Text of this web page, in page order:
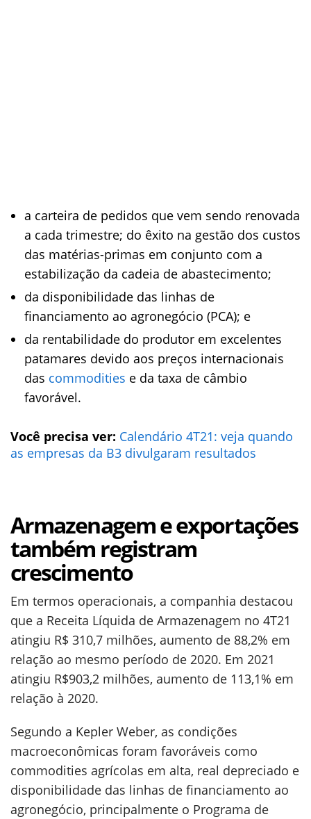
a carteira de pedidos que vem sendo renovada
a cada trimestre; do êxito na gestão dos custos
das matérias-primas em conjunto com a
estabilização da cadeia de abastecimento;
da disponibilidade das linhas de
financiamento ao agronegócio (PCA); e
da rentabilidade do produtor em excelentes
patamares devido aos preços internacionais
das commodities e da taxa de câmbio
favorável.
Você precisa ver: Calendário 4T21: veja quando
as empresas da B3 divulgaram resultados
Armazenagem e exportações
também registram
crescimento
Em termos operacionais, a companhia destacou
que a Receita Líquida de Armazenagem no 4T21
atingiu R$ 310,7 milhões, aumento de 88,2% em
relação ao mesmo período de 2020. Em 2021
atingiu R$903,2 milhões, aumento de 113,1% em
relação à 2020.
Segundo a Kepler Weber, as condições
macroeconômicas foram favoráveis como
commodities agrícolas em alta, real depreciado e
disponibilidade das linhas de financiamento ao
agronegócio, principalmente o Programa de